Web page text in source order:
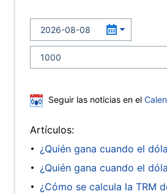
Seguir las noticias en el
Artículos:
¿Quién gana cuando el
¿Quién gana cuando el
¿Cómo se calcula la TRM